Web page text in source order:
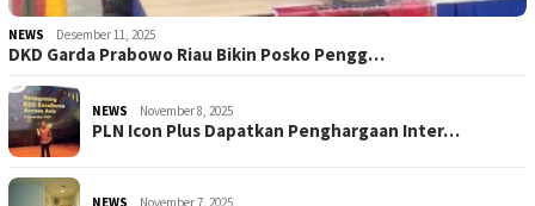
NEWS Desember 11, 2025
DKD Garda Prabowo Riau Bikin Posko Pengg…
NEWS November 8, 2025
PLN Icon Plus Dapatkan Penghargaan Inter…
NEWS November 7, 2025